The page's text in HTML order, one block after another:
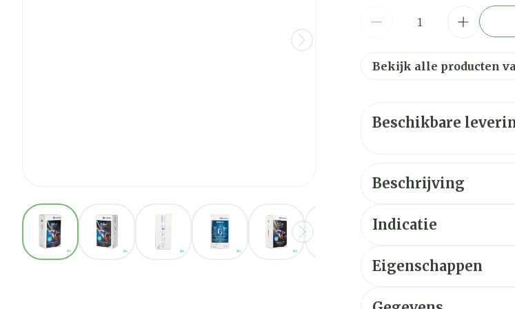
View larger imageView larger imageView larger imageView larger image
Bekijk alle producten
Beschikbare
Beschrijving
Indicatie
Eigenschappen